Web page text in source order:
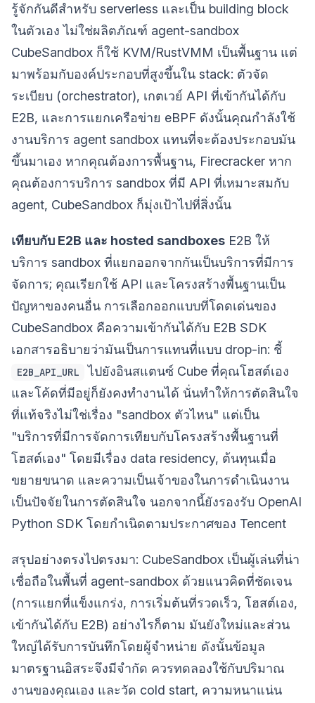
รู้จักกันดีสำหรับ serverless และเป็น building block
ในตัวเอง ไม่ใช่ผลิตภัณฑ์ agent-sandbox
CubeSandbox ก็ใช้ KVM/RustVMM เป็นพื้นฐาน แต่
มาพร้อมกับองค์ประกอบที่สูงขึ้นใน stack: ตัวจัด
ระเบียบ (orchestrator), เกตเวย์ API ที่เข้ากันได้กับ
E2B, และการแยกเครือข่าย eBPF ดังนั้นคุณกำลังใช้
งานบริการ agent sandbox แทนที่จะต้องประกอบมัน
ขึ้นมาเอง หากคุณต้องการพื้นฐาน, Firecracker หาก
คุณต้องการบริการ sandbox ที่มี API ที่เหมาะสมกับ
agent, CubeSandbox ก็มุ่งเป้าไปที่สิ่งนั้น
เทียบกับ E2B และ hosted sandboxes E2B ให้
บริการ sandbox ที่แยกออกจากกันเป็นบริการที่มีการ
จัดการ; คุณเรียกใช้ API และโครงสร้างพื้นฐานเป็น
ปัญหาของคนอื่น การเลือกออกแบบที่โดดเด่นของ
CubeSandbox คือความเข้ากันได้กับ E2B SDK
เอกสารอธิบายว่ามันเป็นการแทนที่แบบ drop-in: ชี้
E2B_API_URL
ไปยังอินสแตนซ์ Cube ที่คุณโฮสต์เอง
และโค้ดที่มีอยู่ก็ยังคงทำงานได้ นั่นทำให้การตัดสินใจ
ที่แท้จริงไม่ใช่เรื่อง "sandbox ตัวไหน" แต่เป็น
"บริการที่มีการจัดการเทียบกับโครงสร้างพื้นฐานที่
โฮสต์เอง" โดยมีเรื่อง data residency, ต้นทุนเมื่อ
ขยายขนาด และความเป็นเจ้าของในการดำเนินงาน
เป็นปัจจัยในการตัดสินใจ นอกจากนี้ยังรองรับ OpenAI
Python SDK โดยกำเนิดตามประกาศของ Tencent
สรุปอย่างตรงไปตรงมา: CubeSandbox เป็นผู้เล่นที่น่า
เชื่อถือในพื้นที่ agent-sandbox ด้วยแนวคิดที่ชัดเจน
(การแยกที่แข็งแกร่ง, การเริ่มต้นที่รวดเร็ว, โฮสต์เอง,
เข้ากันได้กับ E2B) อย่างไรก็ตาม มันยังใหม่และส่วน
ใหญ่ได้รับการบันทึกโดยผู้จำหน่าย ดังนั้นข้อมูล
มาตรฐานอิสระจึงมีจำกัด ควรทดลองใช้กับปริมาณ
งานของคุณเอง และวัด cold start, ความหนาแน่น